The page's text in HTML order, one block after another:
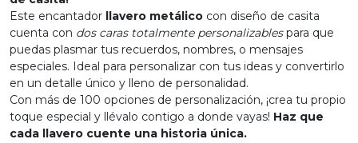
Este encantador llavero metálico con diseño de casita
cuenta con dos caras totalmente personalizablespara que
puedas plasmar tus recuerdos, nombres, o mensajes
especiales. Ideal para personalizar con tus ideas y convertirlo
en un detalle único y lleno de personalidad.
Con más de 100 opciones de personalización, ¡crea tu propio
toque especial y llévalo contigo a donde vayas! Haz que
cada llavero cuente una historia única.